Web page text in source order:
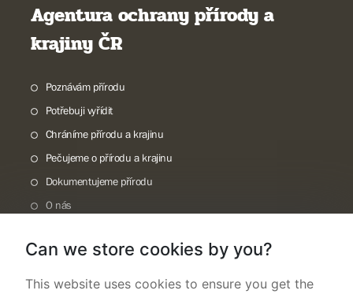
Agentura ochrany přírody a
krajiny ČR
Poznávám přírodu
Potřebuji vyřídit
Chráníme přírodu a krajinu
Pečujeme o přírodu a krajinu
Dokumentujeme přírodu
O nás
Can we store cookies by you?
This website uses cookies to ensure you get the